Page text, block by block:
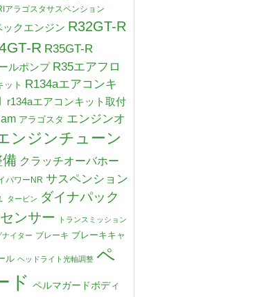
アラゴスタサスペンション
クエンジン R32GT-R
R R35GT-R
ルポンプ R35エアフロ
ット R134aエアコンキ
r134aエアコンキット取付
アラゴスタ エンジンオ
ンジンチューン
備 クラッチオーバホー
パワーNR サスペンション
タービン ダイナパック
ンサー
トランスミッション
ナイター ブレーキ ブレーキキャ
ル ヘッドライト光軸調整 ペ
ド ペルマガードボディ